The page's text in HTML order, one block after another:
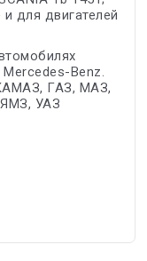
для двигателей
Benz.
КАМАЗ, ГАЗ, МАЗ,
УАЗ